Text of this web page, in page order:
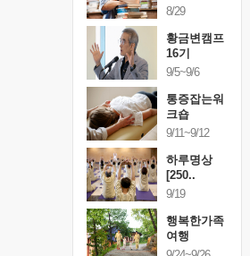
8/29
황금변캠프
16기
9/5~9/6
통증잡는워
크숍
9/11~9/12
하루명상
[250..
9/19
행복한가족
여행